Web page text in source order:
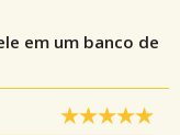
em um banco de